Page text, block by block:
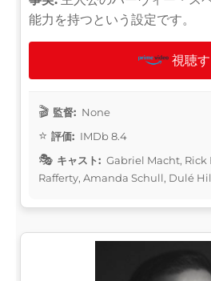
能力を持つという設定です。
視聴
監督: None
評価: IMDb 8.4
キャスト: Gabriel Macht, Rick
Rafferty, Amanda Schull, Dulé